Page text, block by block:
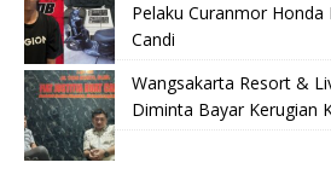
Pelaku Curanmor Honda
Candi
Wangsakarta Resort &
Diminta Bayar Kerugian